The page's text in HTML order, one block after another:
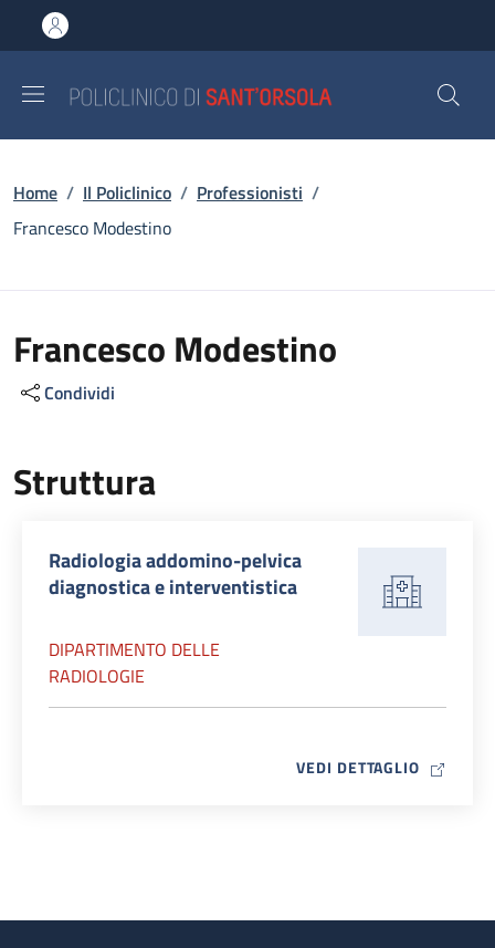
al contenuto principale
to footer content
Briciole di pane
Home / Il Policlinico / Professionisti /
Francesco Modestino
Francesco Modestino
Condividi
Struttura
Radiologia addomino-pelvica
diagnostica e interventistica
DIPARTIMENTO DELLE
RADIOLOGIE
VEDI DETTAGLIO MAP ICON